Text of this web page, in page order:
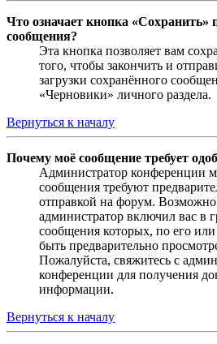
Что означает кнопка «Сохранить»
сообщения?
Эта кнопка позволяет вам
того, чтобы закончить и
загрузки сохранённого
«Черновики» личного раздела.
Вернуться к началу
Почему моё сообщение требует
Администратор конференции
сообщения требуют
отправкой на форум. Возможно
администратор включил вас в
сообщения которых, по его
быть предварительно
Пожалуйста, свяжитесь с
конференции для получения
информации.
Вернуться к началу